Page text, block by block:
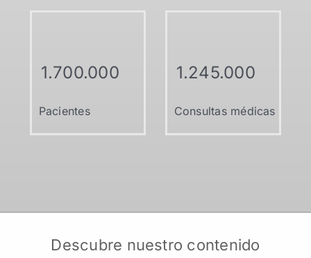
1.700.000
Pacientes
1.245.000
Consultas médicas
Descubre nuestro contenido